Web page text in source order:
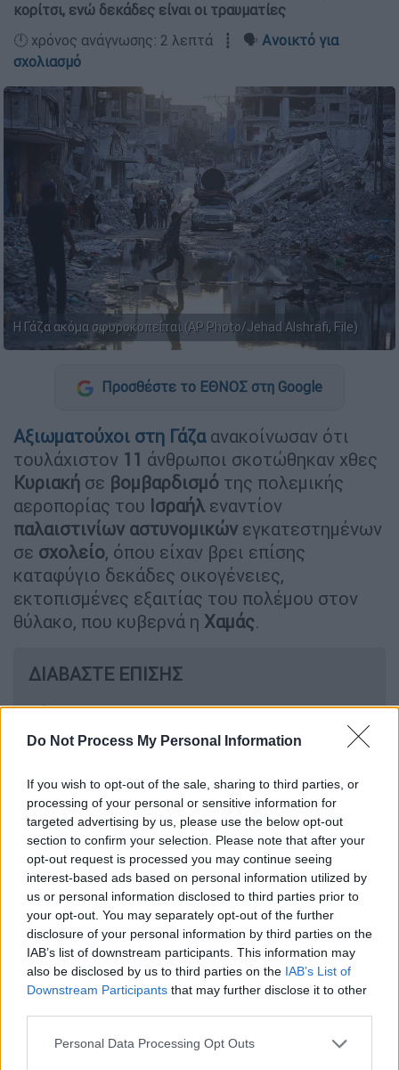
Do Not Process My Personal Information
If you wish to opt-out of the sale, sharing to third parties, or
processing of your personal or sensitive information for
targeted advertising by us, please use the below opt-out
section to confirm your selection. Please note that after your
opt-out request is processed you may continue seeing
interest-based ads based on personal information utilized by
us or personal information disclosed to third parties prior to
your opt-out. You may separately opt-out of the further
disclosure of your personal information by third parties on the
IAB’s list of downstream participants. This information may
also be disclosed by us to third parties on the IAB’s List of
Downstream Participants that may further disclose it to other
Please note that this website/app uses one or more Google
Personal Data Processing Opt Outs
κορίτσι, ενώ δεκάδες είναι οι τραυματίες
🕛 χρόνος ανάγνωσης: 2 λεπτά ┋ 🗣️ Ανοικτό για
σχολιασμό
Η Γάζα ακόμα σφυροκοπείται (AP Photo/Jehad Alshrafi, File)
Προσθέστε το ΕΘΝΟΣ στη Google
Αξιωματούχοι στη Γάζα ανακοίνωσαν ότι
τουλάχιστον 11 άνθρωποι σκοτώθηκαν χθες
Κυριακή σε βομβαρδισμό της πολεμικής
αεροπορίας του Ισραήλ εναντίον
παλαιστινίων αστυνομικών εγκατεστημένων
σε σχολείο, όπου είχαν βρει επίσης
καταφύγιο δεκάδες οικογένειες,
εκτοπισμένες εξαιτίας του πολέμου στον
θύλακο, που κυβερνά η Χαμάς.
ΔΙΑΒΑΣΤΕ ΕΠΙΣΗΣ
Κόσμος|01.09.2024 23:57
«Καζάνι που βράζει» το Ισραήλ:
ζητούν συμφωνία για τους ομήρους
από τον Νετανιάχου
«Ισραηλινός βομβαρδισμός στο σχολείο
Σαφάντ, στο οποίο στεγάζονταν πρόσφυγες
στηνπόλη της Γάζας , στοίχισε τη ζωή σε 11
ανθρώπους, ανάμεσά τους γυναίκα και μικρό
κορίτσι, και τραυμάτισε δεκάδες άλλους»,
Μπασάλ.